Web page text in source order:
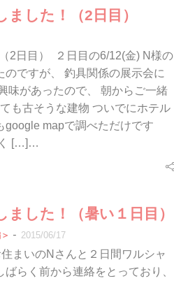
した！（2日目）
2日目） ２日目の6/12(金) N様の
ですが、 釣具関係の展示会に
味があったので、 朝からご一緒
も古そうな建物 ついでにホテル
google mapで調べただけです
く […]…
した！（暑い１日目）
- 2015/06/17
まいのNさんと２日間ワルシャ
らく前から連絡をとっており、